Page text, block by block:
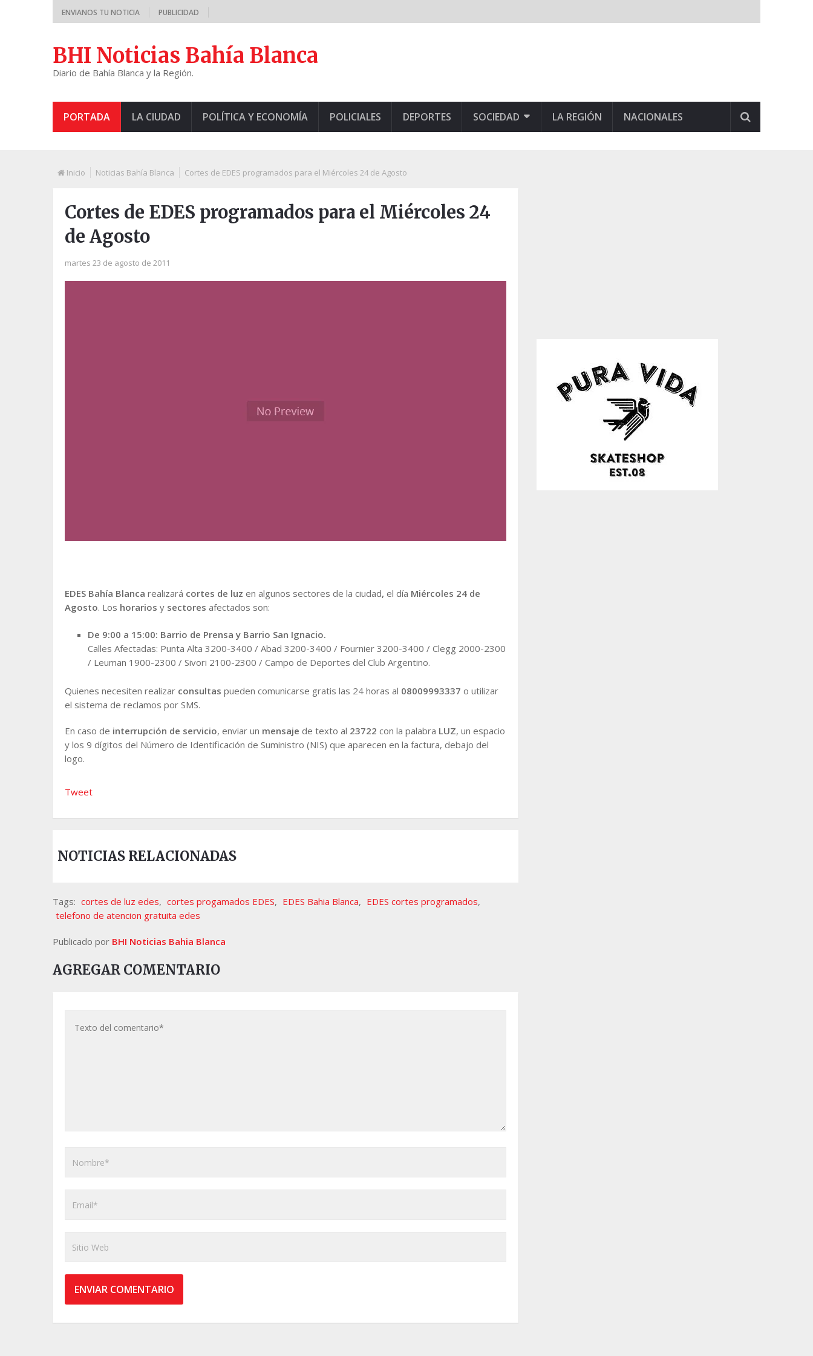
ENVIANOS TU NOTICIA PUBLICIDAD
BHI Noticias Bahía Blanca
Diario de Bahía Blanca y la Región.
PORTADA LA CIUDAD POLÍTICA Y ECONOMÍA POLICIALES DEPORTES SOCIEDAD LA REGIÓN NACIONALES
Inicio Noticias Bahía Blanca Cortes de EDES programados para el Miércoles 24 de Agosto
Cortes de EDES programados para el Miércoles 24
de Agosto
martes 23 de agosto de 2011
EDES Bahía Blanca realizará cortes de luz en algunos sectores de la ciudad, el día Miércoles 24 de
Agosto. Los horarios y sectores afectados son:
De 9:00 a 15:00: Barrio de Prensa y Barrio San Ignacio.
Calles Afectadas: Punta Alta 3200-3400 / Abad 3200-3400 / Fournier 3200-3400 / Clegg 2000-2300
/ Leuman 1900-2300 / Sivori 2100-2300 / Campo de Deportes del Club Argentino.
Quienes necesiten realizar consultas pueden comunicarse gratis las 24 horas al 08009993337 o utilizar
el sistema de reclamos por SMS.
En caso de interrupción de servicio, enviar un mensaje de texto al 23722 con la palabra LUZ, un espacio
y los 9 dígitos del Número de Identificación de Suministro (NIS) que aparecen en la factura, debajo del
logo.
Tweet
NOTICIAS RELACIONADAS
Tags: cortes de luz edes, cortes progamados EDES, EDES Bahia Blanca, EDES cortes programados,
telefono de atencion gratuita edes
Publicado por BHI Noticias Bahia Blanca
AGREGAR COMENTARIO